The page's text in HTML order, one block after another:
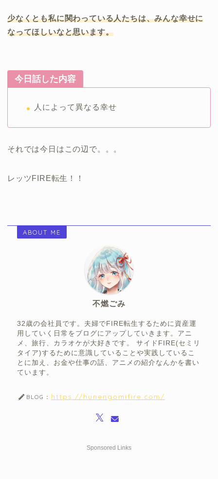
少なくとも私に関わっている人たちは、みんな幸せに
なってほしいなと思います。
今日話した内容
人によって異なる幸せ
それでは今日はこの辺で。。。
レッツFIRE転生！！
ABOUT ME
不燃ごみ
32歳の会社員です。夫婦でFIRE転生するために資産運
用していく日常をブログにアップしていきます。アニ
メ、旅行、カラオケが大好きです。 サイドFIRE(セミリ
タイア)するために意識していることや実践しているこ
とに加え、お金や仕事の話、アニメの紹介なんかを書い
ています。
BLOG： https://hunengomifire.com/
Sponsored Links